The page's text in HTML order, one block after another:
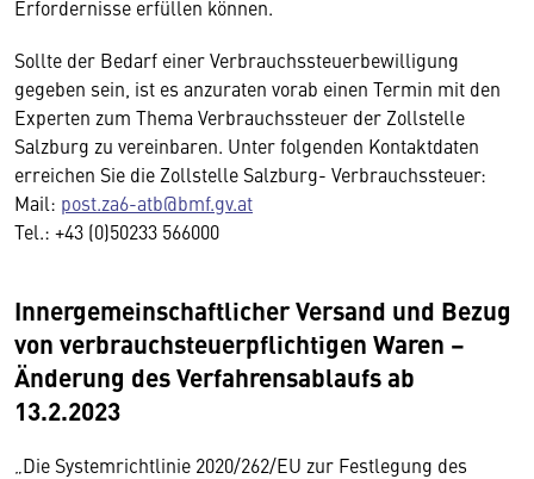
Erfordernisse erfüllen können.
Sollte der Bedarf einer Verbrauchssteuerbewilligung
gegeben sein, ist es anzuraten vorab einen Termin mit den
Experten zum Thema Verbrauchssteuer der Zollstelle
Salzburg zu vereinbaren. Unter folgenden Kontaktdaten
erreichen Sie die Zollstelle Salzburg- Verbrauchssteuer:
Mail: post.za6-atb@bmf.gv.at
Tel.: +43 (0)50233 566000
Innergemeinschaftlicher Versand und Bezug
von verbrauchsteuerpflichtigen Waren –
Änderung des Verfahrensablaufs ab
13.2.2023
„Die Systemrichtlinie 2020/262/EU zur Festlegung des